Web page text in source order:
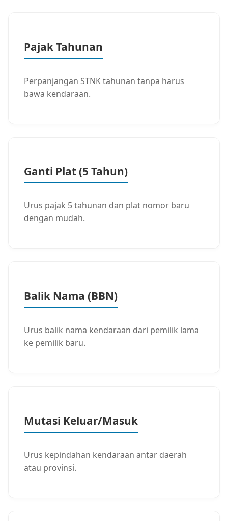
Pajak Tahunan
Perpanjangan STNK tahunan tanpa harus
bawa kendaraan.
Ganti Plat (5 Tahun)
Urus pajak 5 tahunan dan plat nomor baru
dengan mudah.
Balik Nama (BBN)
Urus balik nama kendaraan dari pemilik lama
ke pemilik baru.
Mutasi Keluar/Masuk
Urus kepindahan kendaraan antar daerah
atau provinsi.